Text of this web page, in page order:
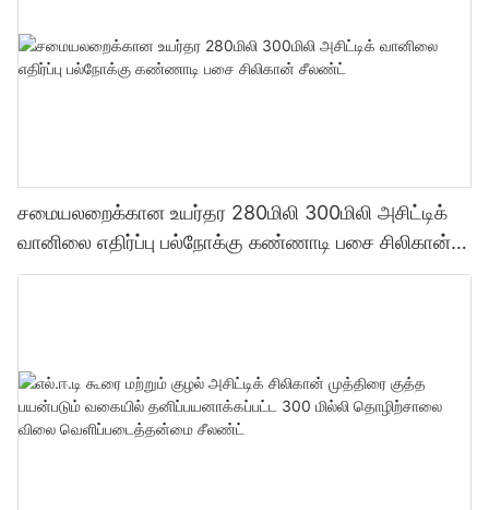
சமையலறைக்கான உயர்தர 280மிலி 300மிலி அசிட்டிக்
வானிலை எதிர்ப்பு பல்நோக்கு கண்ணாடி பசை சிலிகான்
சீலண்ட்